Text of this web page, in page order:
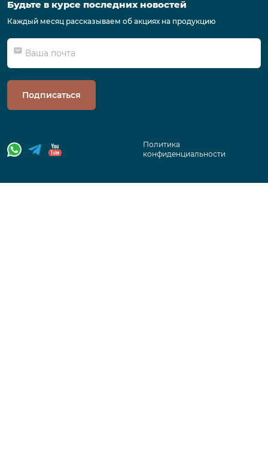
Будьте в курсе последних новостей
Каждый месяц рассказываем об акциях на продукцию
Подписаться
Политика
конфиденциальности